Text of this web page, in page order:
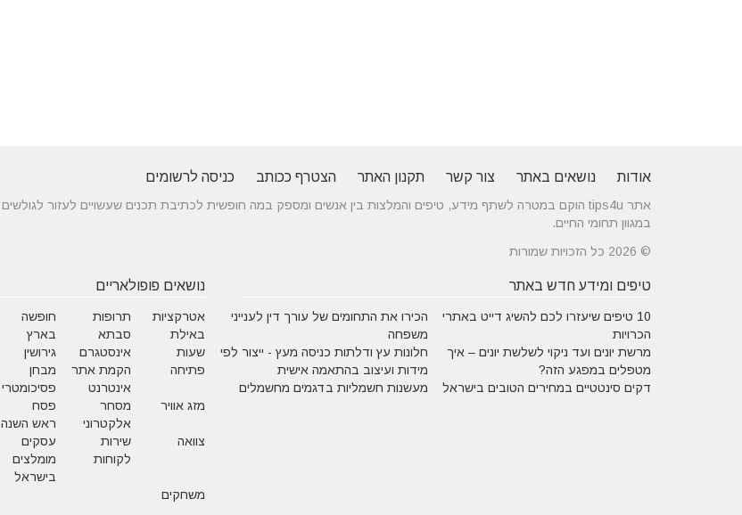
אודות נושאים באתר צור קשר תקנון האתר הצטרף ככותב כניסה לרשומים
אתר tips4u הוקם במטרה לשתף מידע, טיפים והמלצות בין אנשים ומספק במה חופשית לכתיבת תכנים שעשויים לעזור לגולשים
במגוון תחומי החיים.
© 2026 כל הזכויות שמורות
טיפים ומידע חדש באתר
10 טיפים שיעזרו לכם להשיג דייט באתרי
הכרויות
הכירו את התחומים של עורך דין לענייני
משפחה
מרשת יונים ועד ניקוי לשלשת יונים – איך
מטפלים במפגע הזה?
חלונות עץ ודלתות כניסה מעץ - ייצור לפי
מידות ועיצוב בהתאמה אישית
דקים סינטטיים במחירים הטובים בישראל
מעשנות חשמליות בדגמים מחשמלים
נושאים פופולאריים
אטרקציות
באילת
תרופות
סבתא
חופשה
בארץ
שעות
פתיחה
אינסטגרם
גירושין
הקמת אתר
אינטרנט
מבחן
פסיכומטרי
מזג אוויר
מסחר
אלקטרוני
פסח
ראש השנה
צוואה
שירות
לקוחות
עסקים
מומלצים
בישראל
משחקים